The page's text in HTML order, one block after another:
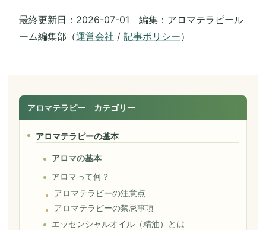
最終更新日：2026-07-01 編集：アロマテラピール
ーム編集部（運営会社 / 記事ポリシー）
アロマテラピー カテゴリー
アロマテラピーの基本
アロマの基本
アロマって何？
アロマテラピーの注意点
アロマテラピーの禁忌事項
エッセンシャルオイル（精油）とは